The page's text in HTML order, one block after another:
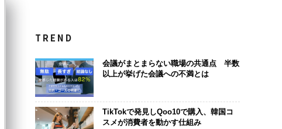
TREND
会議がまとまらない職場の共通点 半数
以上が挙げた会議への不満とは
TikTokで発見しQoo10で購入、韓国コ
スメが消費者を動かす仕組み